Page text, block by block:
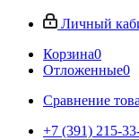
Личный
Корзина0
Отложенные0
Сравнение
+7 (391) 215-